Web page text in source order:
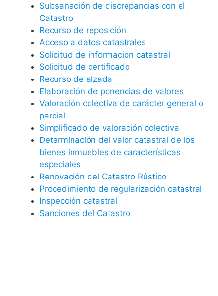
Subsanación de discrepancias con el
Catastro
Recurso de reposición
Acceso a datos catastrales
Solicitud de información catastral
Solicitud de certificado
Recurso de alzada
Elaboración de ponencias de valores
Valoración colectiva de carácter general o
parcial
Simplificado de valoración colectiva
Determinación del valor catastral de los
bienes inmuebles de características
especiales
Renovación del Catastro Rústico
Procedimiento de regularización catastral
Inspección catastral
Sanciones del Catastro